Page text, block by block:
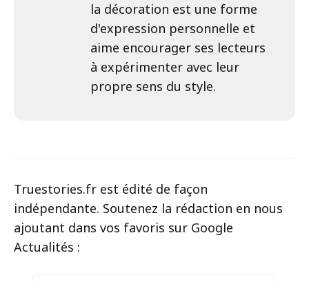
la décoration est une forme
d'expression personnelle et
aime encourager ses lecteurs
à expérimenter avec leur
propre sens du style.
Truestories.fr est édité de façon
indépendante. Soutenez la rédaction en nous
ajoutant dans vos favoris sur Google
Actualités :